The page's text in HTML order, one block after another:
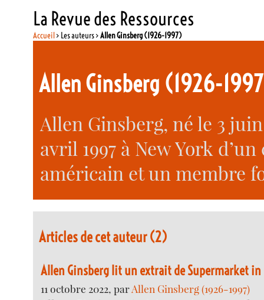
La Revue des Ressources
Accueil> Les auteurs >Allen Ginsberg (1926-1997)
Allen Ginsberg (1926-
Allen Ginsberg, né le 3
avril 1997 à New York
américain et un membre
Articles de cet auteur (2)
Allen Ginsberg lit un extrait de Supermarket
11 octobre 2022, parAllen Ginsberg (1926-1997)